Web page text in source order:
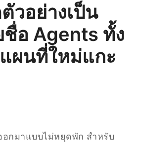
วอย่างเป็น
ชื่อ Agents ทั้ง
ผนที่ใหม่แกะ
อกมาแบบไม่หยุดพัก สำหรับ